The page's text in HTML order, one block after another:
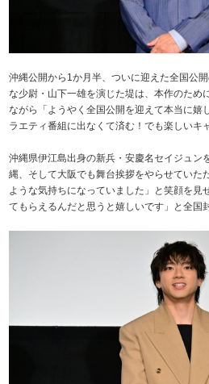
沖縄公開から1か月半、ついに迎えた全国公
な少尉・山下一雄を演じた堤は、本作のため
ながら「ようやく全国公開を迎えて本当に嬉
ラエティ番組に出なくて済む！でも楽しいキ
沖縄県伊江島出身の新兵・安慶名セイジュン
縄、そして大阪でも舞台挨拶をやらせていた
ような気持ちになっていました」と笑顔を見
てもらえるんだと思うと嬉しいです」と全国